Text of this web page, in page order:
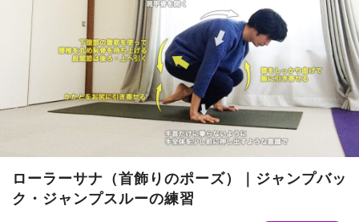
ローラーサナ（首飾りのポーズ）｜ジャンプバッ
ク・ジャンプスルーの練習